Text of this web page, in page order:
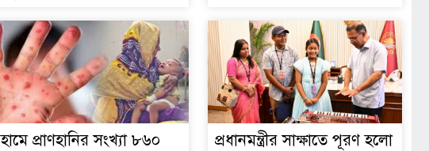
হামে প্রাণহানির সংখ্যা ৮৬০
প্রধানমন্ত্রীর সাক্ষাতে পূরণ হলো